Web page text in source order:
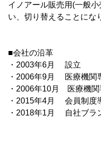
イノアール販売用(一般
い、切り替えることにな
■会社の沿革
・2003年6月 設立
・2006年9月 医療機関
・2006年10月 医療機
・2015年4月 会員制度
・2018年1月 自社ブラ